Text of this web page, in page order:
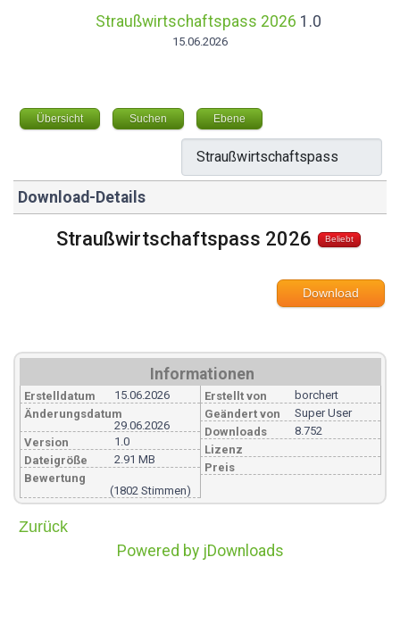
Straußwirtschaftspass 2026 1.0
15.06.2026
Übersicht Suchen Ebene
Download-Details
Straußwirtschaftspass 2026 Beliebt
Download
Informationen
Erstelldatum
15.06.2026
Änderungsdatum
29.06.2026
Version
1.0
Dateigröße
2.91 MB
Bewertung
(1802 Stimmen)
Erstellt von
borchert
Geändert von
Super User
Downloads
8.752
Lizenz
Preis
Zurück
Powered by jDownloads